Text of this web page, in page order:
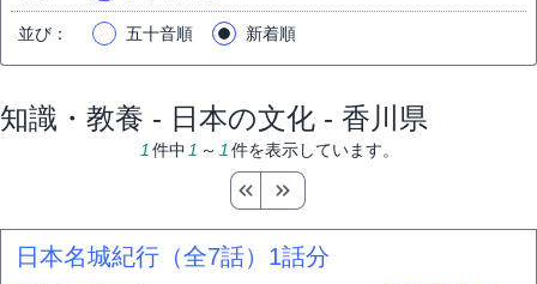
並び ： 五十音順 新着順
知識・教養 - 日本の文化 - 香川県
1 件中 1 ～ 1 件を表示しています。
日本名城紀行（全7話） 1話分